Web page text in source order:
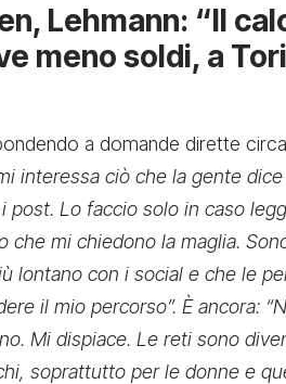
Lehmann: “Il
meno soldi, a
a domande dirette
interessa ciò che la gente
Lo faccio solo in caso
che mi chiedono la maglia.
lontano con i social e che le
il mio percorso”. È ancora:
Mi dispiace. Le reti sono
soprattutto per le donne e